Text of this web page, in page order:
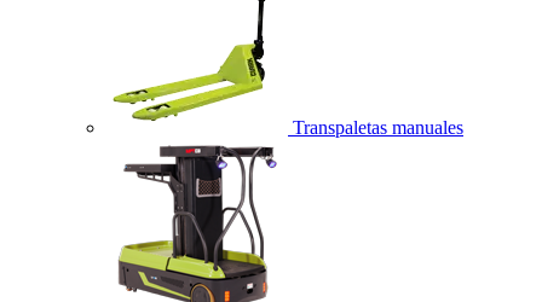
Transpaletas manuales